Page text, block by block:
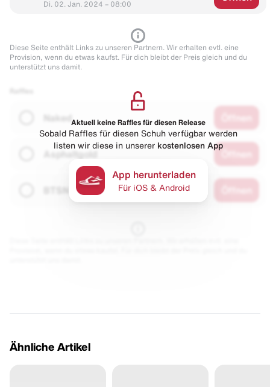
Di. 02. Jan. 2024 – 08:00
Diese Seite enthält Links zu unseren Partnern. Wir erhalten evtl. eine
Provision, wenn du etwas kaufst. Für dich bleibt der Preis gleich und du
unterstützt uns damit.
Naked
Asphaltgold
Aktuell keine Raffles für diesen Release
Sobald Raffles für diesen Schuh verfügbar werden
listen wir diese in unserer kostenlosen App
App herunterladen
Für iOS & Android
Ähnliche Artikel